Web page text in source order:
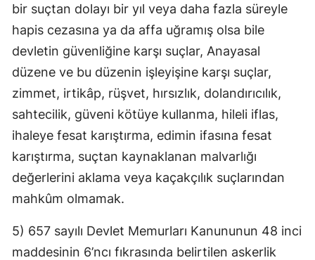
Şırnak
Bartın
Ardahan
Iğdır
Yalova
Düzce
bir suçtan dolayı bir yıl veya daha fazla süreyle
hapis cezasına ya da affa uğramış olsa bile
devletin güvenliğine karşı suçlar, Anayasal
düzene ve bu düzenin işleyişine karşı suçlar,
zimmet, irtikâp, rüşvet, hırsızlık, dolandırıcılık,
sahtecilik, güveni kötüye kullanma, hileli iflas,
ihaleye fesat karıştırma, edimin ifasına fesat
karıştırma, suçtan kaynaklanan malvarlığı
değerlerini aklama veya kaçakçılık suçlarından
mahkûm olmamak.
5) 657 sayılı Devlet Memurları Kanununun 48 inci
maddesinin 6’ncı fıkrasında belirtilen askerlik